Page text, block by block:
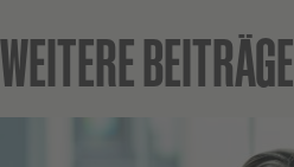
WEITERE BEITRÄGE